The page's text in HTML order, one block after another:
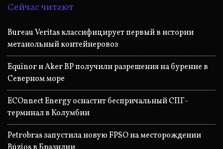
Сейчас читают
Bureau Veritas классифицирует первый в истории
метанольный контейнеровоз
Equinor и Aker BP получили разрешения на бурение в
Северном море
ECOnnect Energy оснастит беспричальный СПГ-
терминал в Колумбии
Petrobras запустила новую FPSO на месторождении